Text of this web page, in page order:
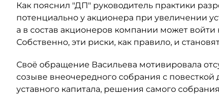
Как пояснил "ДП" руководитель практики
потенциально у акционера при увеличении
а в состав акционеров компании может
Собственно, эти риски, как правило, и
Своё обращение Васильева мотивировала
созыве внеочередного собрания с
уставного капитала, решения самого